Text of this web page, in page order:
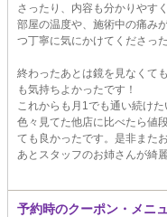
さったり、内容も分かりやす
部屋の温度や、施術中の痛み
つ丁寧に気にかけてくださっ
終わったあとは鏡を見なくて
も気持ちよかったです！
これからも月1でも通い続けた
色々見てた他店に比べたら値
ても良かったです。是非また
あとスタッフのお姉さんが綺
予約時のクーポン・メニ